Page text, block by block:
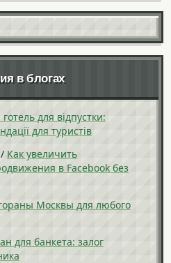
в блогах
для відпустки:
для туристів
/ Как увеличить
в Facebook без
Москвы для любого
для банкета: залог